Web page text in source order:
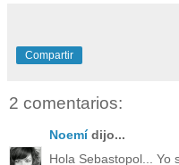
Compartir
2 comentarios:
Noemídijo...
Hola Sebastopol... Yo